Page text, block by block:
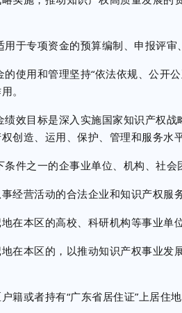
专项资金的预算编制、申报评审
用和管理坚持“依法依规、公开公
。
目标是深入实施国家知识产权战
创造、运用、保护、管理和服务水
之一的企事业单位、机构、社会
营活动的合法企业和知识产权服务
本区的高校、科研机构等事业单位
本区的，以推动知识产权事业发
或者持有“广东省居住证”上居住地